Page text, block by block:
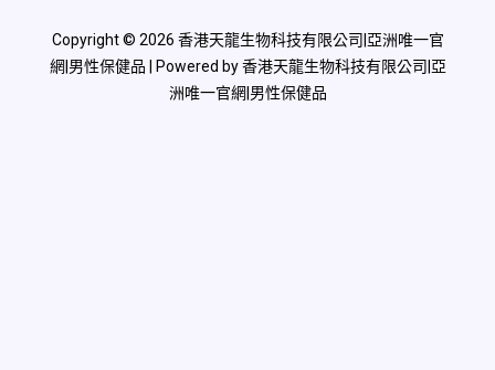
Copyright © 2026 香港天龍生物科技有限公司|亞洲唯一官
網|男性保健品 | Powered by 香港天龍生物科技有限公司|亞
洲唯一官網|男性保健品